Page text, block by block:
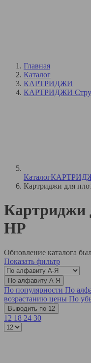
Главная
Каталог
КАРТРИДЖИ
КАРТРИДЖИ
Каталог
Картриджи для
Картриджи
HP
Обновление каталога
Показать фильтр
По алфавиту А-Я
По популярности По
возрастанию цены По
Выводить по 12
12 18 24 30